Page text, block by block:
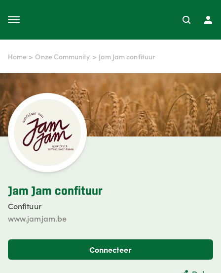
Home > Onze Community > Jam Jam confituur
Jam Jam confituur
Confituur
www.jamjam.be
Connecteer